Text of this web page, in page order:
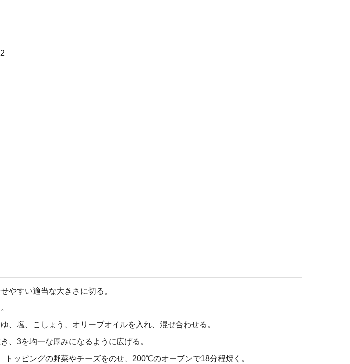
やすい適当な大きさに切る。
、塩、こしょう、オリーブオイルを入れ、混ぜ合わせる。
、3を均一な厚みになるように広げる。
トッピングの野菜やチーズをのせ、200℃のオーブンで18分程焼く。